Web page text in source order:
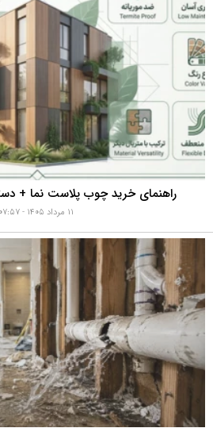
راهنمای خرید چوب پلاست نما +